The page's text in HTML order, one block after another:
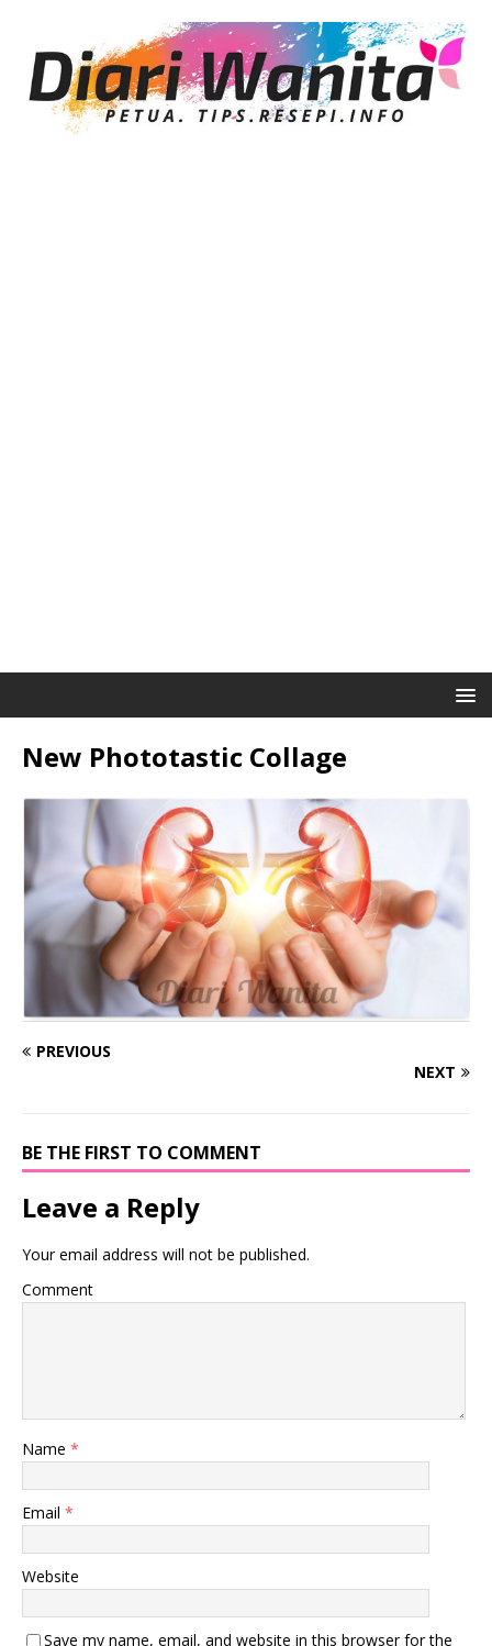
New Phototastic Collage
PREVIOUS
NEXT
BE THE FIRST TO COMMENT
Leave a Reply
Your email address will not be published.
Comment
Name *
Email *
Website
Save my name, email, and website in this browser for the